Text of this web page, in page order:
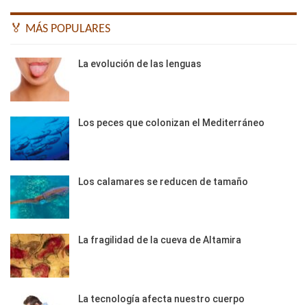
🏅 MÁS POPULARES
La evolución de las lenguas
Los peces que colonizan el Mediterráneo
Los calamares se reducen de tamaño
La fragilidad de la cueva de Altamira
La tecnología afecta nuestro cuerpo